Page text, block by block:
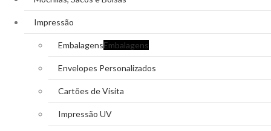
Impressão
EmbalagensEmbalagens
Envelopes Personalizados
Cartões de Visita
Impressão UV